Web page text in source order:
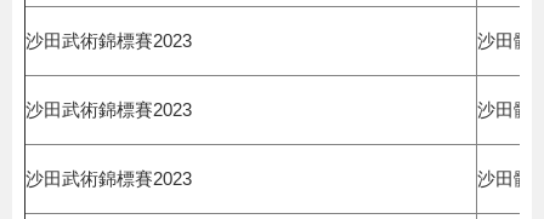
沙田武術錦標賽2023 沙田體
沙田武術錦標賽2023 沙田體
沙田武術錦標賽2023 沙田體